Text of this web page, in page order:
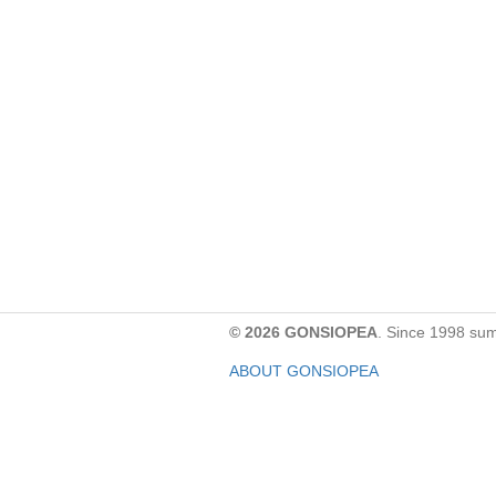
© 2026 GONSIOPEA . Since 1998
ABOUT GONSIOPEA